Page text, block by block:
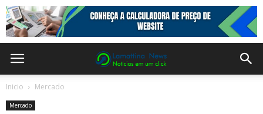
Inicio Mercado
Mercado